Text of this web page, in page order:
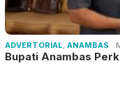
ADVERTORIAL ANAMBAS
Bupati Anambas